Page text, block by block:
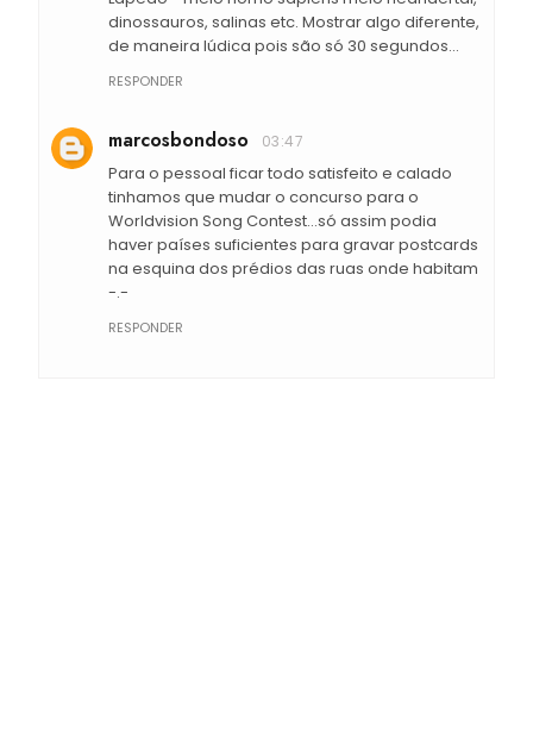
dinossauros, salinas etc. Mostrar algo diferente,
de maneira lúdica pois são só 30 segundos...
RESPONDER
marcosbondoso 03:47
Para o pessoal ficar todo satisfeito e calado
tinhamos que mudar o concurso para o
Worldvision Song Contest...só assim podia
haver países suficientes para gravar postcards
na esquina dos prédios das ruas onde habitam
-.-
RESPONDER